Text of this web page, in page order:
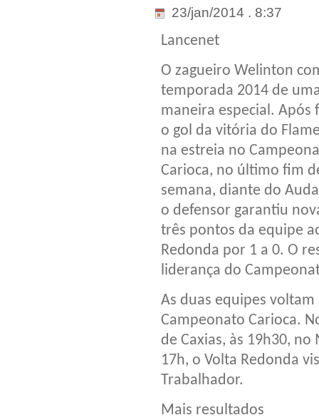
23/jan/2014 . 8:37
Lancenet
O zagueiro Welinton
temporada 2014 de
maneira especial. Após
o gol da vitória do
na estreia no
Carioca, no último fim
semana, diante do
o defensor garantiu
três pontos da equipe
Redonda por 1 a 0. O
liderança do
As duas equipes
Campeonato Carioca.
de Caxias, às 19h30,
17h, o Volta Redonda
Trabalhador.
Mais resultados